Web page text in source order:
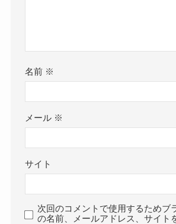
名前 ※
メール ※
サイト
次回のコメントで使用するためブ
の名前、メールアドレス、サイト